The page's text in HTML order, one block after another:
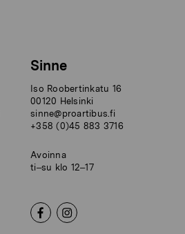
Sinne
Iso Roobertinkatu 16
00120 Helsinki
sinne@proartibus.fi
+358 (0)45 883 3716
Avoinna
ti–su klo 12–17